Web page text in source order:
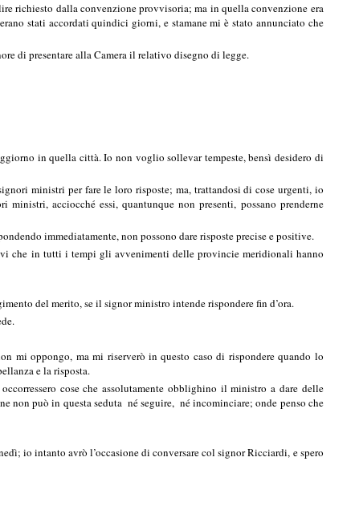
richiesto dalla convenzione provvisoria; ma in quella convenzione era
stati accordati quindici giorni, e stamane mi è stato annunciato che
di presentare alla Camera il relativo disegno di legge.
in quella città. Io non voglio sollevar tempeste, bensì desidero di
ministri per fare le loro risposte; ma, trattandosi di cose urgenti, io
acciocché essi, quantunque non presenti, possano prenderne
immediatamente, non possono dare risposte precise e positive.
che in tutti i tempi gli avvenimenti delle provincie meridionali hanno
del merito, se il signor ministro intende rispondere fin d’ora.
mi oppongo, ma mi riserverò in questo caso di rispondere quando lo
e la risposta.
cose che assolutamente obblighino il ministro a dare delle
non può in questa seduta né seguire, né incominciare; onde penso che
io intanto avrò l’occasione di conversare col signor Ricciardi, e spero